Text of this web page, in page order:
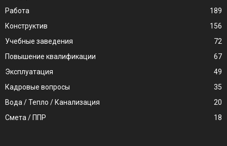
Работа
189
Конструктив
156
Учебные заведения
72
Повышение квалификации
67
Эксплуатация
49
Кадровые вопросы
35
Вода / Тепло / Канализация
20
Смета / ППР
18